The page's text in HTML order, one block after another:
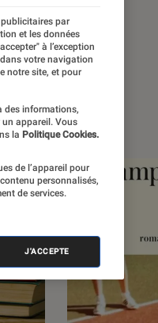
par
et les données
à l’exception
votre navigation
notre site, et pour
des informations,
appareil. Vous
la Politique Cookies.
de l’appareil pour
personnalisés,
de services.
J'ACCEPTE